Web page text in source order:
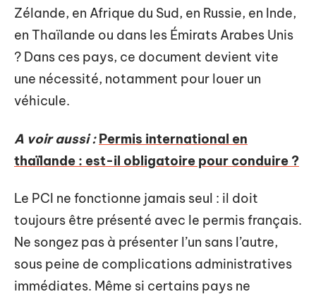
Zélande, en Afrique du Sud, en Russie, en Inde,
en Thaïlande ou dans les Émirats Arabes Unis
? Dans ces pays, ce document devient vite
une nécessité, notamment pour louer un
véhicule.
A voir aussi : Permis international en
thaïlande : est-il obligatoire pour conduire ?
Le PCI ne fonctionne jamais seul : il doit
toujours être présenté avec le permis français.
Ne songez pas à présenter l’un sans l’autre,
sous peine de complications administratives
immédiates. Même si certains pays ne